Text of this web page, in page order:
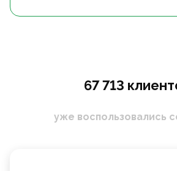
67 713
уже воспользовались